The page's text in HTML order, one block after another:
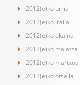
2012(e)ko urria
2012(e)ko iraila
2012(e)ko ekaina
2012(e)ko maiatza
2012(e)ko martxoa
2012(e)ko otsaila